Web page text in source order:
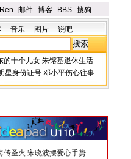
-邮件-博客- BBS-搜狗
音乐 图片 说吧
的十个儿女 朱镕基退休生活
星身份证号 邓小平伤心往事
传圣火 宋晓波摆爱心手势